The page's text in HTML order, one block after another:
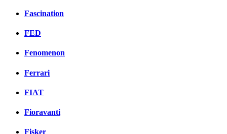
Fascination
FED
Fenomenon
Ferrari
FIAT
Fioravanti
Fisker